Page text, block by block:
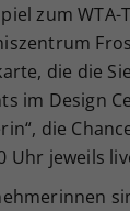
zum
die die
im Design
die
Uhr jeweils